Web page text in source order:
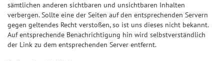
sämtlichen anderen sichtbaren und unsichtbaren Inhalten
verbergen. Sollte eine der Seiten auf den entsprechenden Servern
gegen geltendes Recht verstoßen, so ist uns dieses nicht bekannt.
Auf entsprechende Benachrichtigung hin wird selbstverständlich
der Link zu dem entsprechenden Server entfernt.